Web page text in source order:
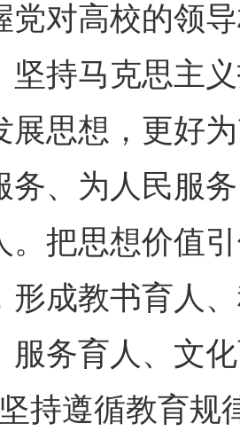
党对高校的领
坚持马克思主
展思想，更好
务、为人民服
。把思想价值
形成教书育人
服务育人、文
坚持遵循教育